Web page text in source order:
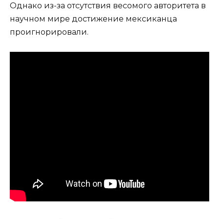
Однако из-за отсутствия весомого авторитета в
научном мире достижение мексиканца
проигнорировали.